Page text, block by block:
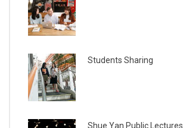
Students Sharing
Shue Yan Public Lectures